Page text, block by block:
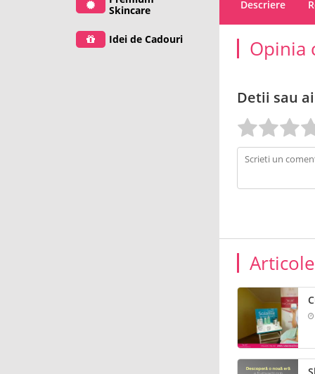
Skincare
Idei de Cadouri
Descriere
Opinia
Detii sau